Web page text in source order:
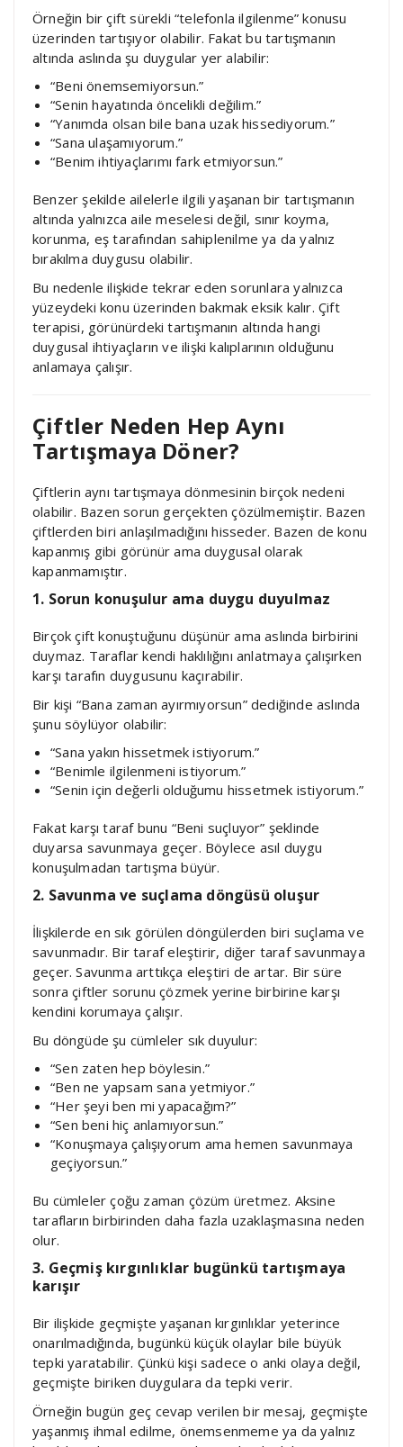
Örneğin bir çift sürekli “telefonla ilgilenme” konusu
üzerinden tartışıyor olabilir. Fakat bu tartışmanın
altında aslında şu duygular yer alabilir:
“Beni önemsemiyorsun.”
“Senin hayatında öncelikli değilim.”
“Yanımda olsan bile bana uzak hissediyorum.”
“Sana ulaşamıyorum.”
“Benim ihtiyaçlarımı fark etmiyorsun.”
Benzer şekilde ailelerle ilgili yaşanan bir tartışmanın
altında yalnızca aile meselesi değil, sınır koyma,
korunma, eş tarafından sahiplenilme ya da yalnız
bırakılma duygusu olabilir.
Bu nedenle ilişkide tekrar eden sorunlara yalnızca
yüzeydeki konu üzerinden bakmak eksik kalır. Çift
terapisi, görünürdeki tartışmanın altında hangi
duygusal ihtiyaçların ve ilişki kalıplarının olduğunu
anlamaya çalışır.
Çiftler Neden Hep Aynı
Tartışmaya Döner?
Çiftlerin aynı tartışmaya dönmesinin birçok nedeni
olabilir. Bazen sorun gerçekten çözülmemiştir. Bazen
çiftlerden biri anlaşılmadığını hisseder. Bazen de konu
kapanmış gibi görünür ama duygusal olarak
kapanmamıştır.
1. Sorun konuşulur ama duygu duyulmaz
Birçok çift konuştuğunu düşünür ama aslında birbirini
duymaz. Taraflar kendi haklılığını anlatmaya çalışırken
karşı tarafın duygusunu kaçırabilir.
Bir kişi “Bana zaman ayırmıyorsun” dediğinde aslında
şunu söylüyor olabilir:
“Sana yakın hissetmek istiyorum.”
“Benimle ilgilenmeni istiyorum.”
“Senin için değerli olduğumu hissetmek istiyorum.”
Fakat karşı taraf bunu “Beni suçluyor” şeklinde
duyarsa savunmaya geçer. Böylece asıl duygu
konuşulmadan tartışma büyür.
2. Savunma ve suçlama döngüsü oluşur
İlişkilerde en sık görülen döngülerden biri suçlama ve
savunmadır. Bir taraf eleştirir, diğer taraf savunmaya
geçer. Savunma arttıkça eleştiri de artar. Bir süre
sonra çiftler sorunu çözmek yerine birbirine karşı
kendini korumaya çalışır.
Bu döngüde şu cümleler sık duyulur:
“Sen zaten hep böylesin.”
“Ben ne yapsam sana yetmiyor.”
“Her şeyi ben mi yapacağım?”
“Sen beni hiç anlamıyorsun.”
“Konuşmaya çalışıyorum ama hemen savunmaya
geçiyorsun.”
Bu cümleler çoğu zaman çözüm üretmez. Aksine
tarafların birbirinden daha fazla uzaklaşmasına neden
olur.
3. Geçmiş kırgınlıklar bugünkü tartışmaya
karışır
Bir ilişkide geçmişte yaşanan kırgınlıklar yeterince
onarılmadığında, bugünkü küçük olaylar bile büyük
tepki yaratabilir. Çünkü kişi sadece o anki olaya değil,
geçmişte biriken duygulara da tepki verir.
Örneğin bugün geç cevap verilen bir mesaj, geçmişte
yaşanmış ihmal edilme, önemsenmeme ya da yalnız